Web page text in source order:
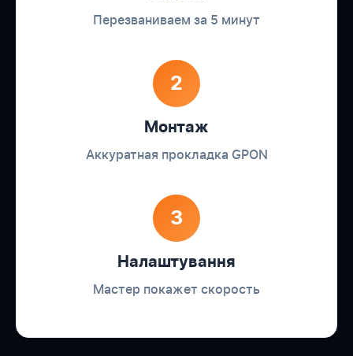
Перезваниваем за 5 минут
2
Монтаж
Аккуратная прокладка GPON
3
Налаштування
Мастер покажет скорость